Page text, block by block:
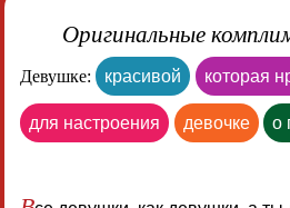
Оригинальные
Девушке: красивой которая
для настроения девочке о